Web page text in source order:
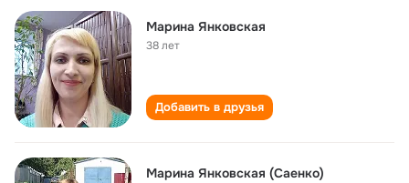
Марина Янковская
38 лет
Добавить в друзья
Марина Янковская (Саенко)